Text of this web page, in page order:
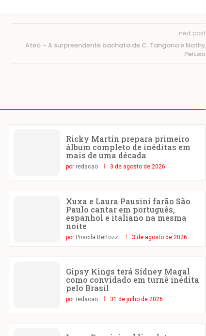
next post
Ateo – A surpreendente bachata de C. Tangana e Nathy
Peluso
Ricky Martin prepara primeiro
álbum completo de inéditas em
mais de uma década
por redacao 3 de agosto de 2026
Xuxa e Laura Pausini farão São
Paulo cantar em português,
espanhol e italiano na mesma
noite
por Priscila Bertozzi 3 de agosto de 2026
Gipsy Kings terá Sidney Magal
como convidado em turnê inédita
pelo Brasil
por redacao 31 de julho de 2026